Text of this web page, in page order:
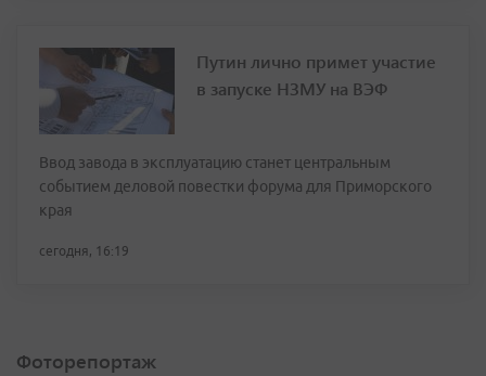
Путин лично примет участие
в запуске НЗМУ на ВЭФ
Ввод завода в эксплуатацию станет центральным
событием деловой повестки форума для Приморского
края
сегодня, 16:19
Фоторепортаж